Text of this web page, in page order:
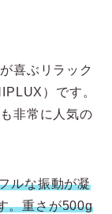
喜ぶリラック
）です。
非常に人気の
ルな振動が凝
。重さが500g